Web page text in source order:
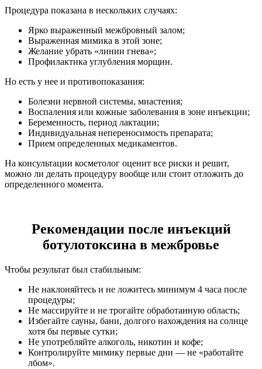
Процедура показана в нескольких случаях:
Ярко выраженный межбровный залом;
Выраженная мимика в этой зоне;
Желание убрать «линии гнева»;
Профилактика углубления морщин.
Но есть у нее и противопоказания:
Болезни нервной системы, миастения;
Воспаления или кожные заболевания в зоне инъекции;
Беременность, период лактации;
Индивидуальная непереносимость препарата;
Прием определенных медикаментов.
На консультации косметолог оценит все риски и решит,
можно ли делать процедуру вообще или стоит отложить до
определенного момента.
Рекомендации после инъекций
ботулотоксина в межбровье
Чтобы результат был стабильным:
Не наклоняйтесь и не ложитесь минимум 4 часа после
процедуры;
Не массируйте и не трогайте обработанную область;
Избегайте сауны, бани, долгого нахождения на солнце
хотя бы первые сутки;
Не употребляйте алкоголь, никотин и кофе;
Контролируйте мимику первые дни — не «работайте
лбом».